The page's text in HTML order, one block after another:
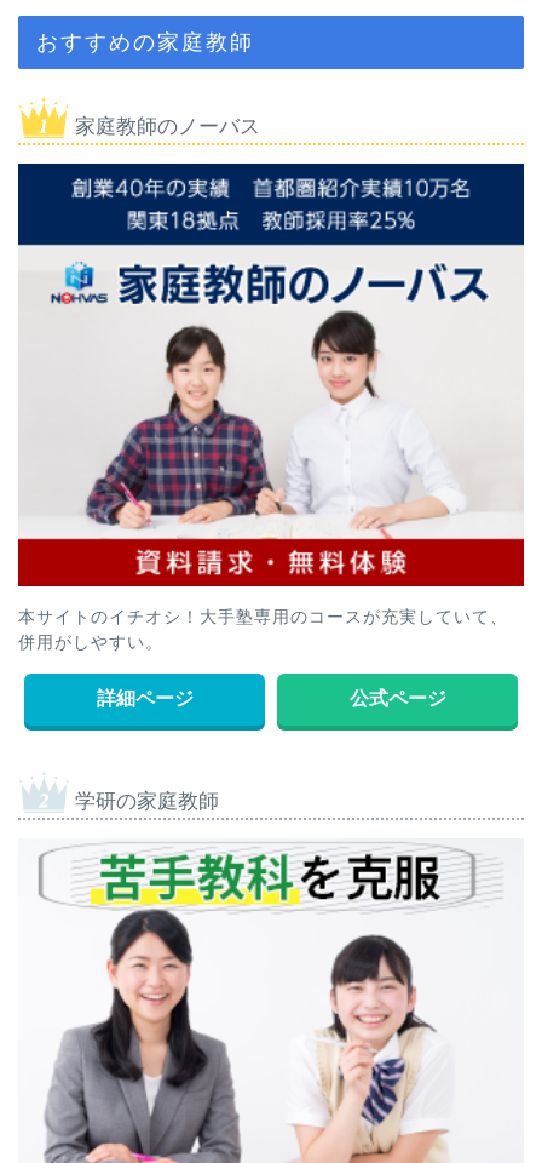
おすすめの家庭教師
家庭教師のノーバス
本サイトのイチオシ！大手塾専用のコースが充実していて、
併用がしやすい。
詳細ページ 公式ページ
学研の家庭教師